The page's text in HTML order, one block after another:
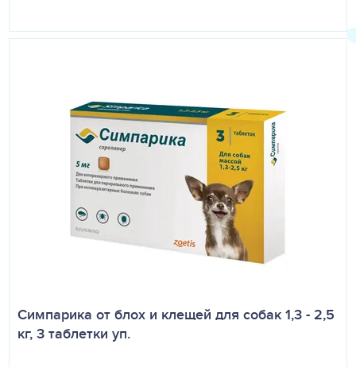
Симпарика от блох и клещей для собак 1,3 - 2,5
кг, 3 таблетки уп.